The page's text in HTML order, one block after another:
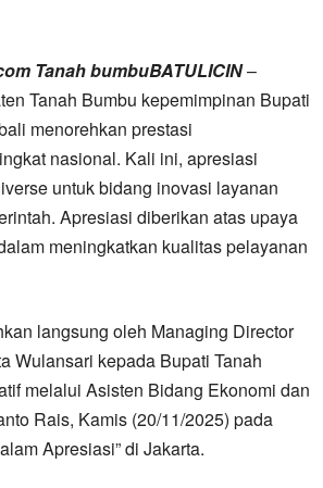
Tanah bumbuBATULICIN–
Tanah Bumbu kepemimpinan Bupati
menorehkan prestasi
nasional. Kali ini, apresiasi
untuk bidang inovasi layanan
Apresiasi diberikan atas upaya
meningkatkan kualitas pelayanan
langsung oleh Managing Director
Wulansari kepada Bupati Tanah
melalui Asisten Bidang Ekonomi dan
Rais, Kamis (20/11/2025) pada
Apresiasi” di Jakarta.